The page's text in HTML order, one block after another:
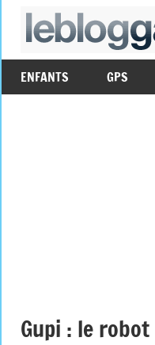
Aller
ENFANTS GPS
Gupi : le